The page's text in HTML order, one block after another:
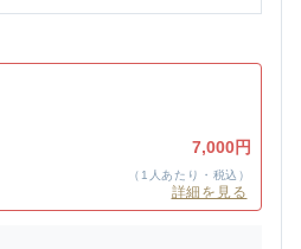
7,000円
（1人あたり・税込）
詳細を見る